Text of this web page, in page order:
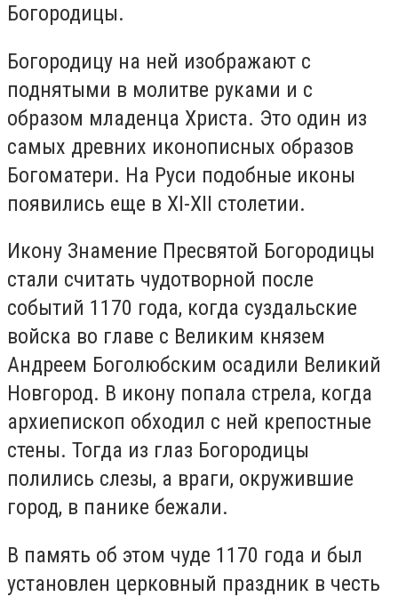
Богородицы.
Богородицу на ней изображают с
поднятыми в молитве руками и с
образом младенца Христа. Это один из
самых древних иконописных образов
Богоматери. На Руси подобные иконы
появились еще в XI-XII столетии.
Икону Знамение Пресвятой Богородицы
стали считать чудотворной после
событий 1170 года, когда суздальские
войска во главе с Великим князем
Андреем Боголюбским осадили Великий
Новгород. В икону попала стрела, когда
архиепископ обходил с ней крепостные
стены. Тогда из глаз Богородицы
полились слезы, а враги, окружившие
город, в панике бежали.
В память об этом чуде 1170 года и был
установлен церковный праздник в честь